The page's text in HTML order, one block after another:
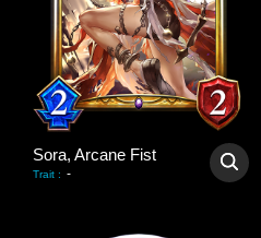
Sora, Arcane Fist
Trait : -